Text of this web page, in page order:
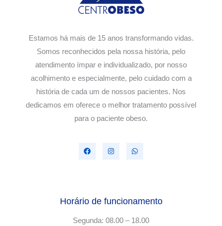
Estamos há mais de 15 anos transformando vidas.
Somos reconhecidos pela nossa história, pelo
atendimento ímpar e individualizado, por nosso
acolhimento e especialmente, pelo cuidado com a
história de cada um de nossos pacientes. Nos
dedicamos em oferece o melhor tratamento possível
para o paciente obeso.
Horário de funcionamento
Segunda: 08.00 – 18.00